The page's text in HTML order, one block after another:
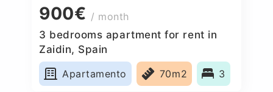
900€ / month
3 bedrooms apartment for rent in
Zaidin, Spain
Apartamento
70m2 3